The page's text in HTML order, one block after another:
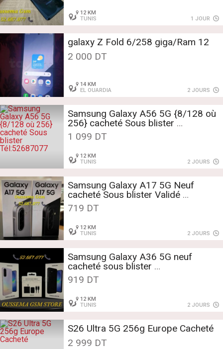
12 KM
TUNIS
1 JOUR
galaxy Z Fold 6/258 giga/Ram 12
2 000 DT
14 KM
EL OUARDIA
2 JOURS
Samsung Galaxy A56 5G {8/128 où
256} cacheté Sous blister
Tél:52687077
1 099 DT
12 KM
TUNIS
2 JOURS
Samsung Galaxy A17 5G Neuf
cacheté Sous blister Validé
Tél:52687077
719 DT
12 KM
TUNIS
2 JOURS
Samsung Galaxy A36 5G neuf
cacheté sous blister
Tél:52687077
919 DT
12 KM
TUNIS
2 JOURS
S26 Ultra 5G 256g Europe Cacheté
2 999 DT